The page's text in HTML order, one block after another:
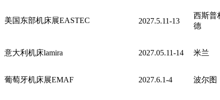
美国东部机床展EASTEC 2027.5.11-13
西斯普
德
意大利机床lamira 2027.05.11-14 米兰
葡萄牙机床展EMAF 2027.6.1-4 波尔图